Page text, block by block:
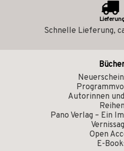
Schnelle Lieferung,
Autorinnen
Reihen
Pano Verlag – Ein
Open
E-